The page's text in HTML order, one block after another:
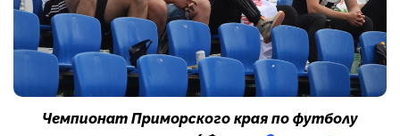
Чемпионат Приморского края по футболу